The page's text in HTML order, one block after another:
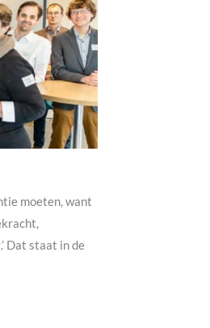
moeten, want
Dat staat in de